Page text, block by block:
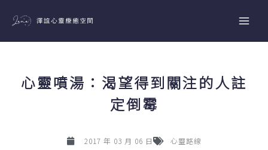
主
心靈噴湯：渴望得到關注的人註
定倒霉
2017 年 03 月 06 日 心靈路線